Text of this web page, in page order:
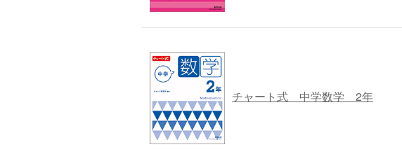
チャート式 中学数学 2年